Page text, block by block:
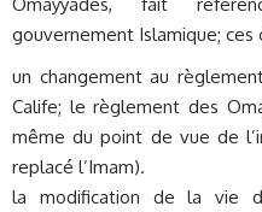
Omayyades, fait
gouvernement Islamique; ces
un changement au
Calife; le règlement des
même du point de vue de
replacé l’Imam).
la modification de la vie